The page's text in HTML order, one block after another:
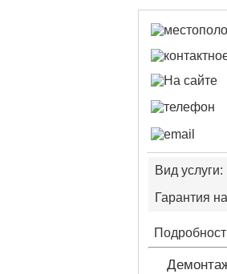
Вид услуги:
Гарантия